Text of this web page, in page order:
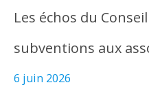
Les échos du
subventions aux
6 juin 2026